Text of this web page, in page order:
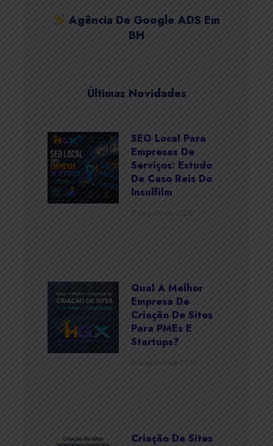
Agência De Google ADS Em
BH
Últimas Novidades
SEO Local Para
Empresas De
Serviços: Estudo
De Caso Reis Do
Insulfilm
17 de julho de 2026
Qual A Melhor
Empresa De
Criação De Sites
Para PMEs E
Startups?
6 de janeiro de 2026
Criação De Sites